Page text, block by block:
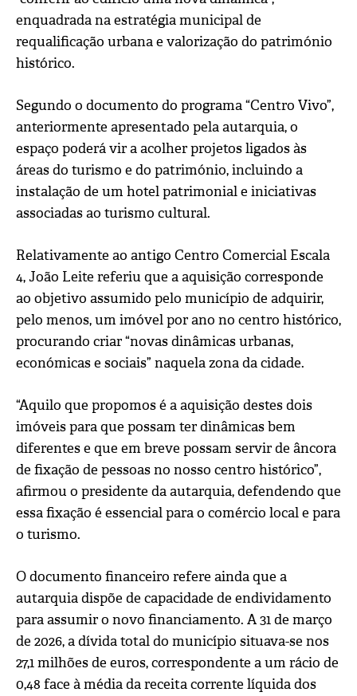
enquadrada na estratégia municipal de
requalificação urbana e valorização do património
histórico.
Segundo o documento do programa “Centro Vivo”,
anteriormente apresentado pela autarquia, o
espaço poderá vir a acolher projetos ligados às
áreas do turismo e do património, incluindo a
instalação de um hotel patrimonial e iniciativas
associadas ao turismo cultural.
Relativamente ao antigo Centro Comercial Escala
4, João Leite referiu que a aquisição corresponde
ao objetivo assumido pelo município de adquirir,
pelo menos, um imóvel por ano no centro histórico,
procurando criar “novas dinâmicas urbanas,
económicas e sociais” naquela zona da cidade.
“Aquilo que propomos é a aquisição destes dois
imóveis para que possam ter dinâmicas bem
diferentes e que em breve possam servir de âncora
de fixação de pessoas no nosso centro histórico”,
afirmou o presidente da autarquia, defendendo que
essa fixação é essencial para o comércio local e para
o turismo.
O documento financeiro refere ainda que a
autarquia dispõe de capacidade de endividamento
para assumir o novo financiamento. A 31 de março
de 2026, a dívida total do município situava-se nos
27,1 milhões de euros, correspondente a um rácio de
0,48 face à média da receita corrente líquida dos